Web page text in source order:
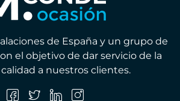
de España y un grupo de
el objetivo de dar servicio de la
a nuestros clientes.